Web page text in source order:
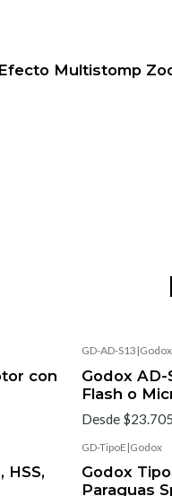
Multistomp
con
GD-AD-S13 |Godox
Godox AD-
Flash o
Desde $23.705
HSS,
GD-TipoE |Godox
Godox
Paraguas